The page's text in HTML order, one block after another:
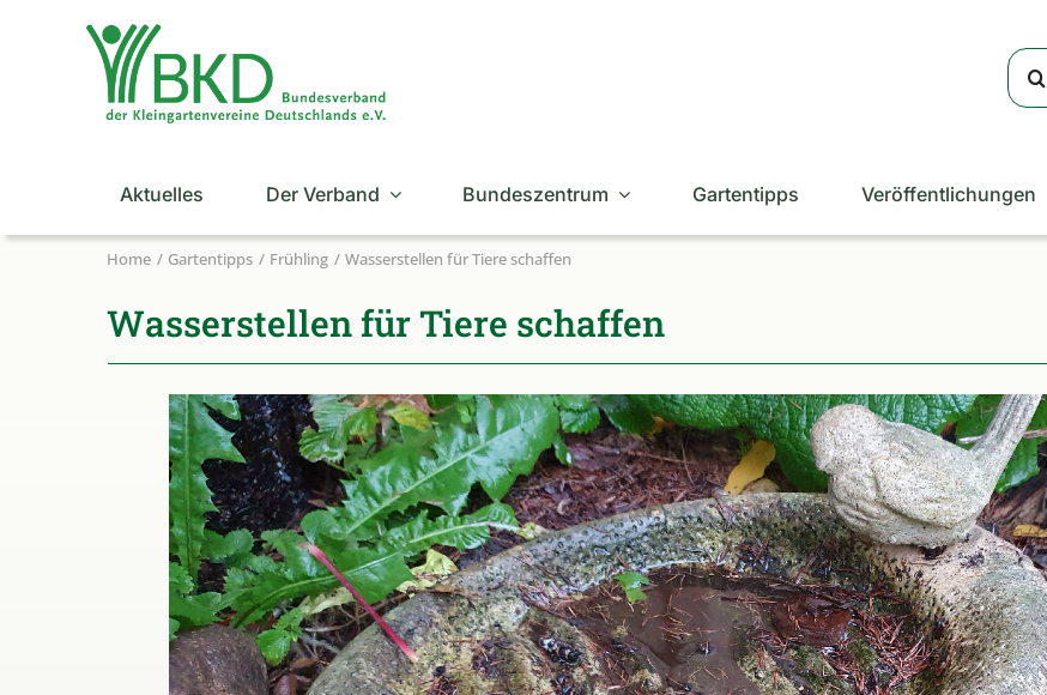
Suche
nach:
Aktuelles Der Verband Bundeszentrum Gartentipps Veröffentlichungen
Home Gartentipps Frühling Wasserstellen für Tiere schaffen
Wasserstellen für Tiere schaffen